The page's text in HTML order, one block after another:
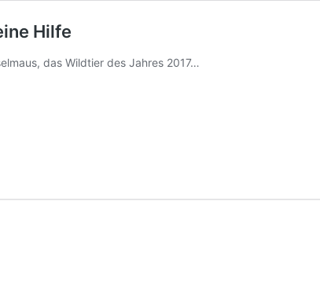
Hilfe
das Wildtier des Jahres 2017…